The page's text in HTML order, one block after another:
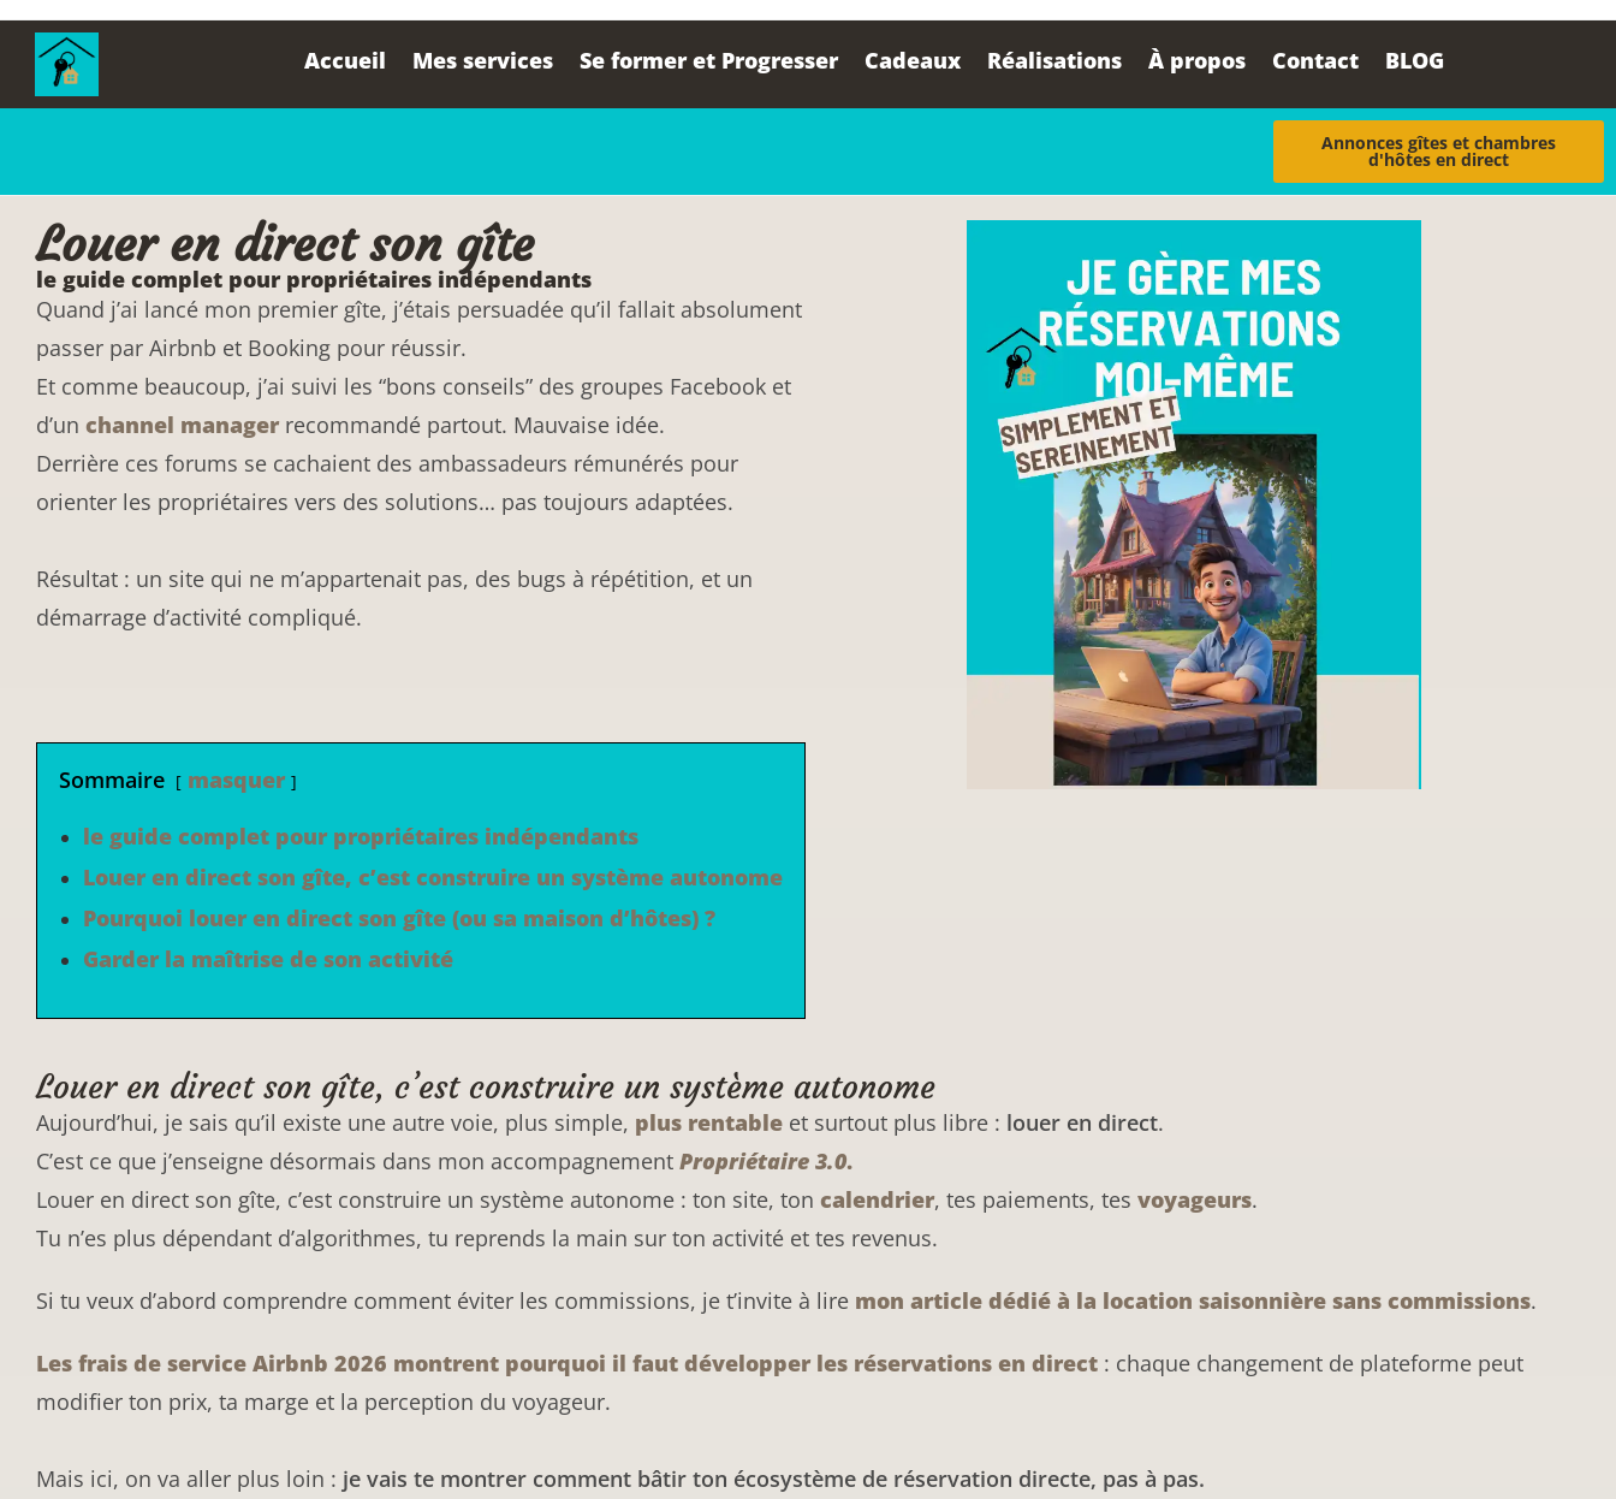
principal
Accueil Mes services Se former et Progresser Cadeaux Réalisations À propos Contact BLOG
Annonces gîtes et chambres
d'hôtes en direct
Louer en direct son gîte
le guide complet pour propriétaires indépendants
Quand j’ai lancé mon premier gîte, j’étais persuadée qu’il fallait absolument
passer par Airbnb et Booking pour réussir.
Et comme beaucoup, j’ai suivi les “bons conseils” des groupes Facebook et
d’un channel managerrecommandé partout. Mauvaise idée.
Derrière ces forums se cachaient des ambassadeurs rémunérés pour
orienter les propriétaires vers des solutions… pas toujours adaptées.
Résultat : un site qui ne m’appartenait pas, des bugs à répétition, et un
démarrage d’activité compliqué.
Sommaire
masquer
le guide complet pour propriétaires indépendants
Louer en direct son gîte, c’est construire un système autonome
Pourquoi louer en direct son gîte (ou sa maison d’hôtes) ?​
Garder la maîtrise de son activité
Louer en direct son gîte, c’est construire un système autonome
Aujourd’hui, je sais qu’il existe une autre voie, plus simple, plus rentable et surtout plus libre : louer en direct.
C’est ce que j’enseigne désormais dans mon accompagnement Propriétaire 3.0.
Louer en direct son gîte, c’est construire un système autonome : ton site, ton calendrier, tes paiements, tes voyageurs.
Tu n’es plus dépendant d’algorithmes, tu reprends la main sur ton activité et tes revenus.
Si tu veux d’abord comprendre comment éviter les commissions, je t’invite à lire mon article dédié à la location saisonnière sans commissions.
Les frais de service Airbnb 2026 montrent pourquoi il faut développer les réservations en direct : chaque changement de plateforme peut
modifier ton prix, ta marge et la perception du voyageur.
Mais ici, on va aller plus loin : je vais te montrer comment bâtir ton écosystème de réservation directe, pas à pas.